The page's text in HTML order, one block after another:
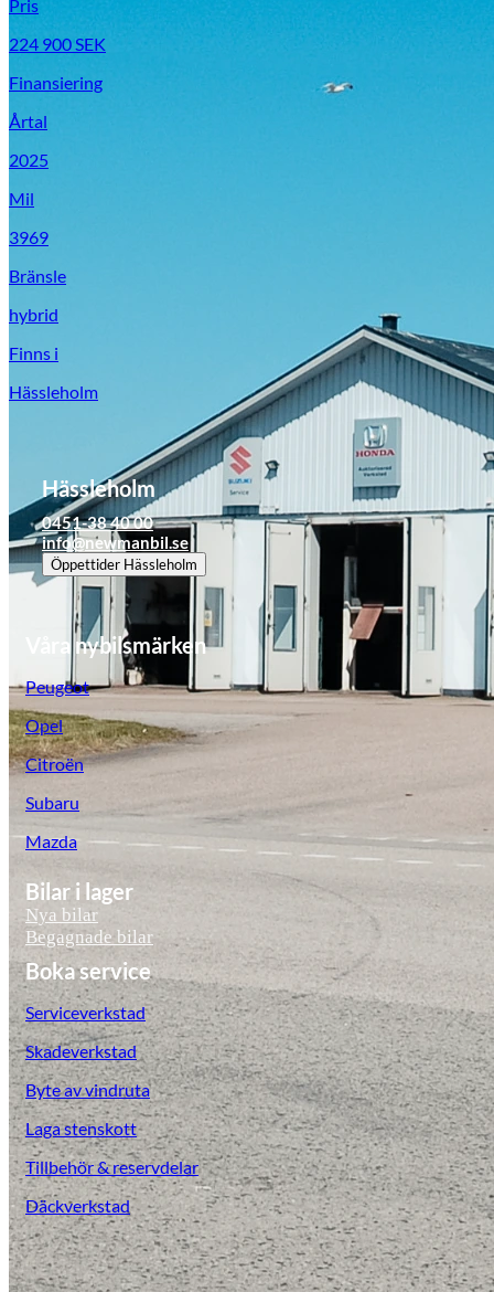
Laga stenskott
Pris
224 900SEK
Finansiering
Årtal
2025
Mil
3969
Bränsle
hybrid
Finns i
Hässleholm
Hässleholm
0451-38 40 00
info@newmanbil.se
Öppettider Hässleholm
Våra nybilsmärken
Peugeot
Opel
Citroën
Subaru
Mazda
Bilar i lager
Nya bilar
Begagnade bilar
Boka service
Serviceverkstad
Skadeverkstad
Byte av vindruta
Laga stenskott
Tillbehör & reservdelar
Däckverkstad